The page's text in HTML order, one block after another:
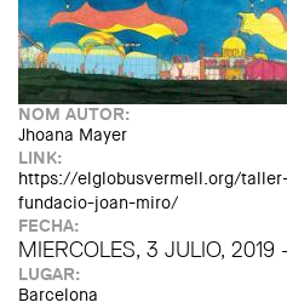
NOM AUTOR:
Jhoana Mayer
LINK:
https://elglobusvermell.org/
fundacio-joan-miro/
FECHA:
MIERCOLES, 3 JULIO, 2019
LUGAR:
Barcelona